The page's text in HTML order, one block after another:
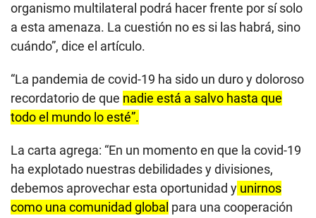
organismo multilateral podrá hacer frente por sí solo
a esta amenaza. La cuestión no es si las habrá, sino
cuándo”, dice el artículo.
“La pandemia de covid-19 ha sido un duro y doloroso
recordatorio de que nadie está a salvo hasta que
todo el mundo lo esté”.
La carta agrega: “En un momento en que la covid-19
ha explotado nuestras debilidades y divisiones,
debemos aprovechar esta oportunidad y unirnos
como una comunidad global para una cooperación